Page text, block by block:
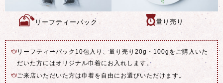
リーフティーパック 量り売り
リーフティーパック10包入り、量り売り20g・100gをご購入いた
だいた方にはオリジナル巾着にお入れします。
ご来店いただいた方は巾着を自由にお選びいただけます。